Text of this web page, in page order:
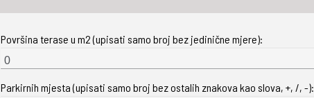
Površina terase u m2 (upisati samo broj bez jedinične mjere):
Parkirnih mjesta (upisati samo broj bez ostalih znakova kao slova, +, /, -):